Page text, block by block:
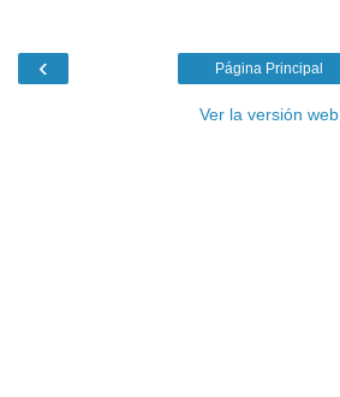
‹ Página Principal
Ver la versión web